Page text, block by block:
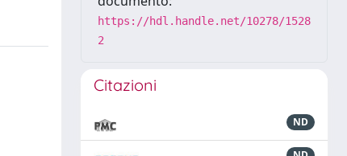
https://hdl.handle.net/10278/1528
2
Citazioni
ND